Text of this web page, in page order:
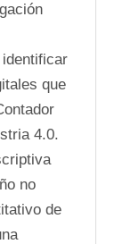
que
4.0.
no
de